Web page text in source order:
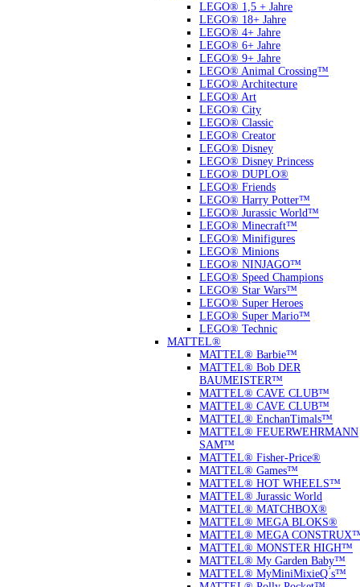
LEGO® 1,5 + Jahre
LEGO® 18+ Jahre
LEGO® 4+ Jahre
LEGO® 6+ Jahre
LEGO® 9+ Jahre
LEGO® Animal Crossing™
LEGO® Architecture
LEGO® Art
LEGO® City
LEGO® Classic
LEGO® Creator
LEGO® Disney
LEGO® Disney Princess
LEGO® DUPLO®
LEGO® Friends
LEGO® Harry Potter™
LEGO® Jurassic World™
LEGO® Minecraft™
LEGO® Minifigures
LEGO® Minions
LEGO® NINJAGO™
LEGO® Speed Champions
LEGO® Star Wars™
LEGO® Super Heroes
LEGO® Super Mario™
LEGO® Technic
MATTEL®
MATTEL® Barbie™
MATTEL® Bob DER
BAUMEISTER™
MATTEL® CAVE CLUB™
MATTEL® CAVE CLUB™
MATTEL® EnchanTimals™
MATTEL® FEUERWEHRMANN
SAM™
MATTEL® Fisher-Price®
MATTEL® Games™
MATTEL® HOT WHEELS™
MATTEL® Jurassic World
MATTEL® MATCHBOX®
MATTEL® MEGA BLOKS®
MATTEL® MEGA
MATTEL® MONSTER HIGH™
MATTEL® My Garden Baby™
MATTEL® MyMiniMixieQ ́s™